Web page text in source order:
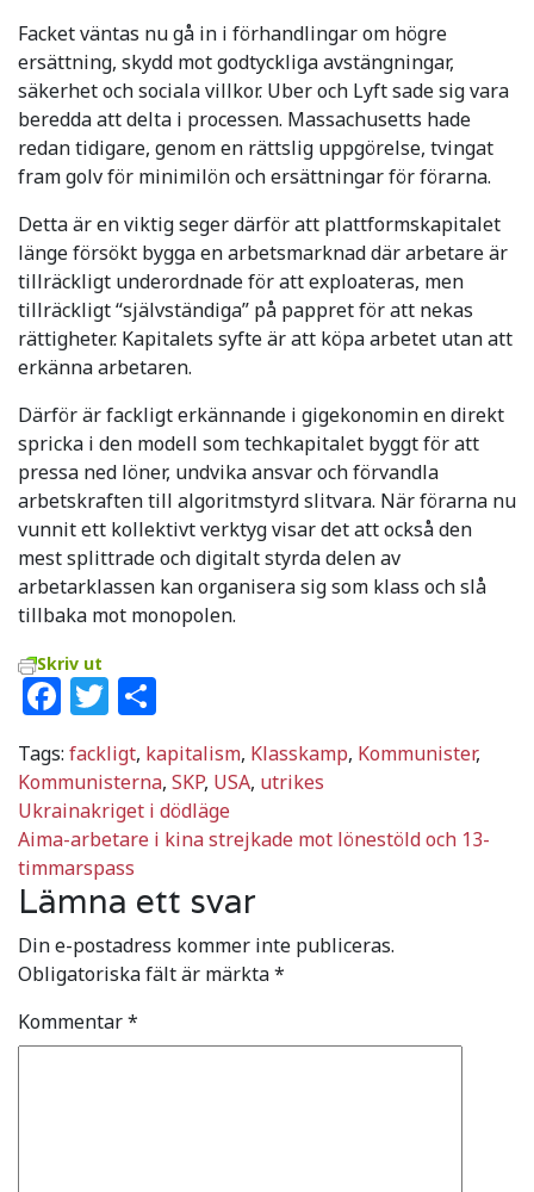
Facket väntas nu gå in i förhandlingar om högre
ersättning, skydd mot godtyckliga avstängningar,
säkerhet och sociala villkor. Uber och Lyft sade sig vara
beredda att delta i processen. Massachusetts hade
redan tidigare, genom en rättslig uppgörelse, tvingat
fram golv för minimilön och ersättningar för förarna.
Detta är en viktig seger därför att plattformskapitalet
länge försökt bygga en arbetsmarknad där arbetare är
tillräckligt underordnade för att exploateras, men
tillräckligt “självständiga” på pappret för att nekas
rättigheter. Kapitalets syfte är att köpa arbetet utan att
erkänna arbetaren.
Därför är fackligt erkännande i gigekonomin en direkt
spricka i den modell som techkapitalet byggt för att
pressa ned löner, undvika ansvar och förvandla
arbetskraften till algoritmstyrd slitvara. När förarna nu
vunnit ett kollektivt verktyg visar det att också den
mest splittrade och digitalt styrda delen av
arbetarklassen kan organisera sig som klass och slå
tillbaka mot monopolen.
Skriv ut
Facebook
Twitter
Tags: fackligt, kapitalism, Klasskamp, Kommunister,
Kommunisterna, SKP, USA, utrikes
Inläggsnavigering
Ukrainakriget i dödläge
Aima-arbetare i kina strejkade mot lönestöld och 13-
timmarspass
Lämna ett svar
Din e-postadress kommer inte publiceras.
Obligatoriska fält är märkta*
Kommentar*